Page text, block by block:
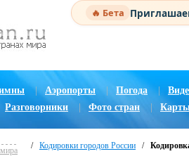
🔥 Бета
| Аэропорты Погода |
Разговорники Фото стран
/ Кодировки городов России /